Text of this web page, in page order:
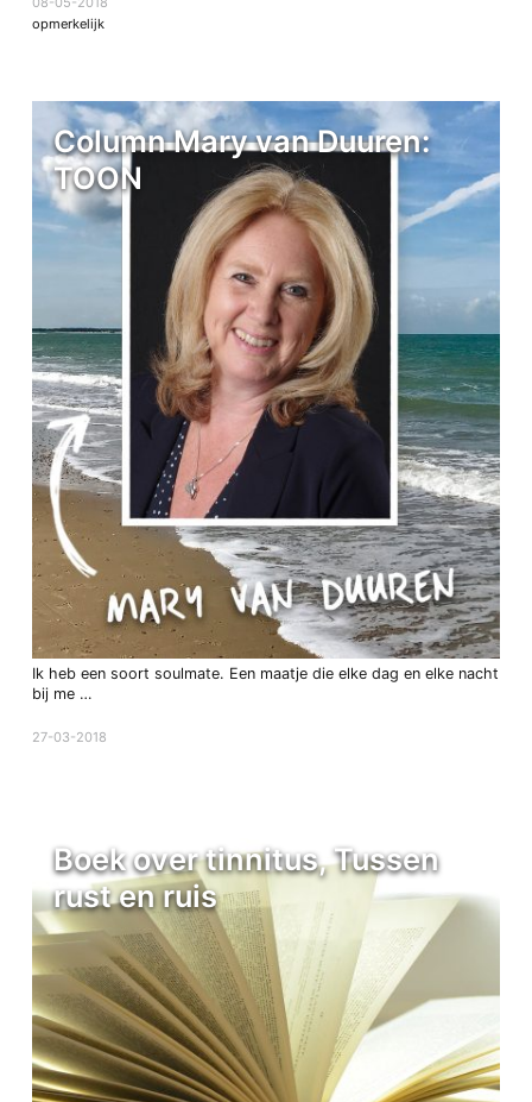
opmerkelijk
Column Mary van Duuren:
TOON
Ik heb een soort soulmate. Een maatje die elke dag en elke nacht
bij me …
27-03-2018
Boek over tinnitus, Tussen
rust en ruis